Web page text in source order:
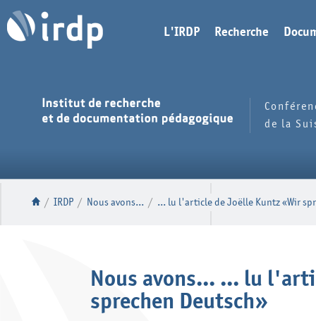
L'IRDP Recherche
de la
/ IRDP / Nous avons... / ... lu l'article de Joëlle Kuntz «Wir
Nous avons... ... lu
sprechen Deutsch»